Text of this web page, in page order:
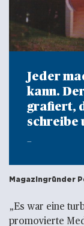
Jeder
kann.
grafiert,
schreibe
Magazingründer
„Es war eine
promovierte